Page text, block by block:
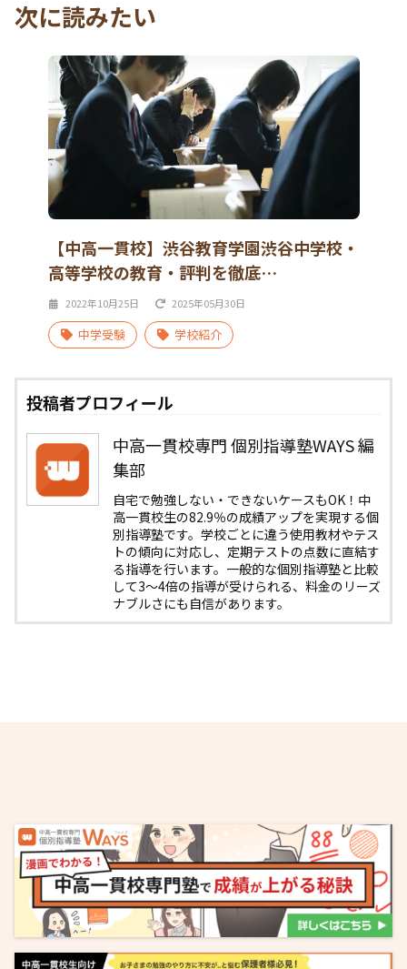
次に読みたい
【中高一貫校】渋谷教育学園渋谷中学校・
高等学校の教育・評判を徹底…
2022年10月25日 2025年05月30日
中学受験 学校紹介
投稿者プロフィール
中高一貫校専門 個別指導塾WAYS 編
集部
自宅で勉強しない・できないケースもOK！中
高一貫校生の82.9％の成績アップを実現する個
別指導塾です。学校ごとに違う使用教材やテス
トの傾向に対応し、定期テストの点数に直結す
る指導を行います。一般的な個別指導塾と比較
して3〜4倍の指導が受けられる、料金のリーズ
ナブルさにも自信があります。